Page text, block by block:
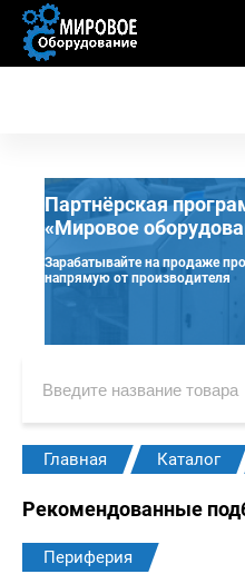
Партнёрская
«Мировое
Зарабатывайте на продаже
напрямую от производителя
Главная Каталог
Рекомендованные
Периферия